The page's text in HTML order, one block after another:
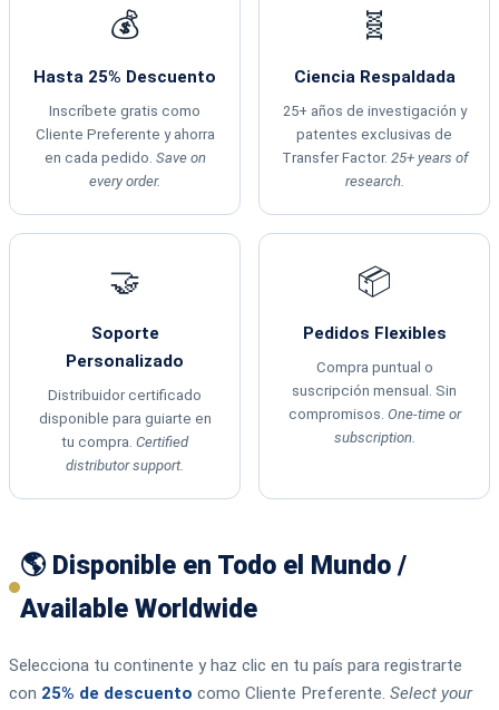
💰
Hasta 25% Descuento
Inscríbete gratis como
Cliente Preferente y ahorra
en cada pedido. Save on
every order.
🧬
Ciencia Respaldada
25+ años de investigación y
patentes exclusivas de
Transfer Factor. 25+ years of
research.
🤝
Soporte
Personalizado
Distribuidor certificado
disponible para guiarte en
tu compra. Certified
distributor support.
📦
Pedidos Flexibles
Compra puntual o
suscripción mensual. Sin
compromisos. One-time or
subscription.
🌎 Disponible en Todo el Mundo /
Available Worldwide
Selecciona tu continente y haz clic en tu país para registrarte
con 25% de descuento como Cliente Preferente. Select your